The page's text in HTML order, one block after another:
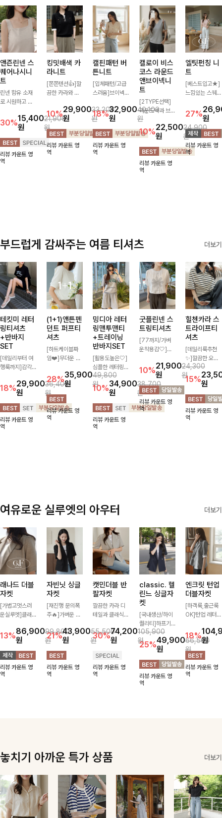
앤즌린넨 스
퀘어나시니
트
린넨 함유 소재
로 시원하고 쾌
좋은 나시 니트
🌿 깔끔한 스퀘
어넥 디자인이
쇄골 라인을 더
욱 여리하고 여
성스럽게 연출해
30%15,400
원
21,900
원
리뷰 카운트 영
역
킹밋배색 카
라니트
[쫀쫀텐션👍]깔
끔한 카라와 반
만나 하나만 입
어도 완성도 높
은 스타일링을
연출해드려요 부
담 없이 즐기기
좋은 데일리 니
10%29,900
원
33,200
원
리뷰 카운트 영
역
캘핀패턴 버
튼니트
[입체패턴/고급
스러움]브이넥
패턴이 어우러져
포인트 있게 즐
기기 좋은 가디
건 🤍 가볍게 걸
쳐주기만 해도
스타일리시한 무
18%32,900
원
40,100
원
리뷰 카운트 영
역
캘로이 비스
코스 라운드
앤브이넥니
트
[2TYPE선택]
라운드넥과 브이
넥 두 가지 디자
인으로 취향에
맞게 선택 가능
한 베이직 니트
🤍 깔끔한 실루
엣과 부드러운
착용감으로 단독
10%22,500
원
24,900
원
리뷰 카운트 영
역
엘팃펀칭 니
트
[베스트입고★]
느낌있는 스퀘어
으로 세련됨이
묻어나는 니트:)
시원쫀쫀함 가
득, 여성스러운
룩을 완성해봐요
♡
27%원
리뷰 카운트 영
역
부드럽게 감싸주는 여름 티셔츠 더보기
테킷미 레터
링티셔츠
+반바지
SET
[데일리부터 여
행룩까지]감각
셔츠와 플레어
핏 반바지가 함
께 구성된 세트
아이템으로, 편
안하면서도 캐주
얼한 꾸안꾸룩을
18%29,900
원
36,400
원
리뷰 카운트 영
역
(1+1)앤튼펜
던트 퍼프티
셔츠
[하트케이블짜
임❤️]무더운 여
낭만같은 티셔츠
소재감에서 주는
포인트와 금장으
로 고급스러움도
놓치지 말아요♥
28%35,900
원
49,800
원
리뷰 카운트 영
역
밍디아 레터
링맨투맨티
+트레이닝
반바지SET
[활용도높은🤍]
심플한 레터링
포인트의 반팔
티셔츠와 여유롭
게 떨어지는 반
바지 조합으로
꾸안꾸 무드 제
대로 살려주는
트레이닝 세트
10%34,900
원
38,700
원
리뷰 카운트 영
역
굿플린넨 스
트링티셔츠
[77까지/가벼
운착용감🤍]린
럴한 플라워 프
린팅이 포인트가
되어 하나만으로
도 감성 있는 스
타일을 완성해드
리는 티셔츠-🌼
10%21,900
원
24,300
원
리뷰 카운트 영
역
힐첸카라 스
트라이프티
셔츠
[데일리룩추천
✨]깔끔한 오픈
카라넥과 조화로
운 배색이 들어
간 스트라이프
패턴으로 단정하
고 캐주얼한 무
드를 선사하는
반팔 티셔츠에
15%원
리뷰 카운트 영
역
여유로운 실루엣의 아우터 더보기
래나드 더블
자켓
[가볍고멋스러
운실루엣]클래
하게 걸치기 좋
은 반팔 자켓-자
주 입게 될 깔끔
한 핏은 물론, 쾌
적함도 챙겨드려
요 :)
13%86,900
원
99,800
원
리뷰 카운트 영
역
자빈닛 싱글
자켓
[재진행 문의폭
주🔥]가벼운 소
기만 해도 캐주
얼한 무드를 만
들어주며 반팔
디자인으로 더운
날에도 편안하게
착용 가능한 반
21%43,900
원
55,500
원
리뷰 카운트 영
역
캣민더블 반
팔자켓
깔끔한 카라 디
테일과 클래식한
인으로 세련된
무드를 완성한
볍게 걸쳐주기만
해도 멋스럽게
스타일링돼요
30%74,200
원
105,900
원
리뷰 카운트 영
역
classic. 헬
린느 싱글자
켓
[국내생산/하이
퀄리티]하프기
장의 부담스럽지
않은 기장으로
클래식이 주는
멋!스탠다드한
핏이 멋스러운,
쾌적하면서 세련
된 무드의 썸머
25%49,900
원
66,500
원
리뷰 카운트 영
역
엔크릿 턴업
더블자켓
[하객룩,출근룩
OK]턴업 레터링
있게 완성된 썸
머 자켓, 더블버
튼 디자인으로
깔끔하고 세련된
무드가 느껴져요
🩶 가볍고 시원
18%원
리뷰 카운트 영
역
놓치기 아까운 특가 상품 더보기